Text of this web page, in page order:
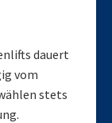
dauert
vom
stets